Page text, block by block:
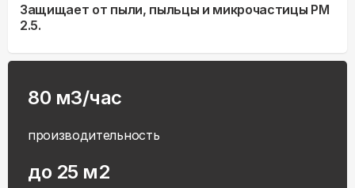
Защищает от пыли, пыльцы и микрочастицы PM
2.5.
80 м3/час
производительность
до 25 м2